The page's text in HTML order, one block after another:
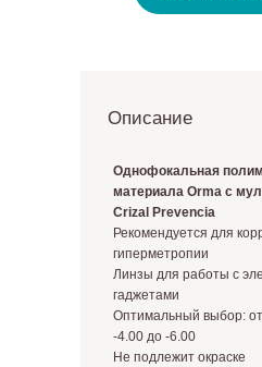
Однофокальная
материала Orma с
Crizal Prevencia
Рекомендуется для
гиперметропии
Линзы для работы с
гаджетами
Оптимальный выбор:
-4.00 до -6.00
Не подлежит окраске
Описание